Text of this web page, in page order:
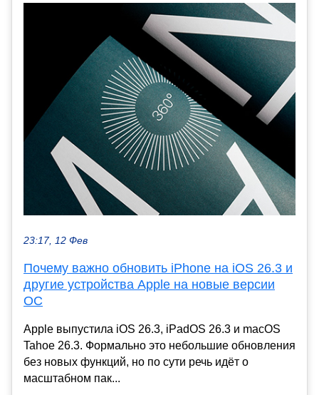
23:17, 12 Фев
Почему важно обновить iPhone на iOS 26.3 и
другие устройства Apple на новые версии
ОС
Apple выпустила iOS 26.3, iPadOS 26.3 и macOS
Tahoe 26.3. Формально это небольшие обновления
без новых функций, но по сути речь идёт о
масштабном пак...